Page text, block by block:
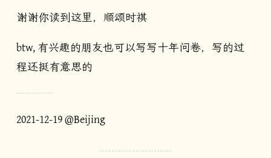
谢谢你读到这里，顺颂时祺
btw, 有兴趣的朋友也可以写写十年问卷，写的过
程还挺有意思的
2021-12-19 @Beijing